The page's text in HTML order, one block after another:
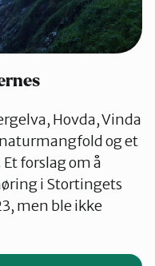
Hovda, Vinda
og et
forslag om å
i Stortingets
men ble ikke